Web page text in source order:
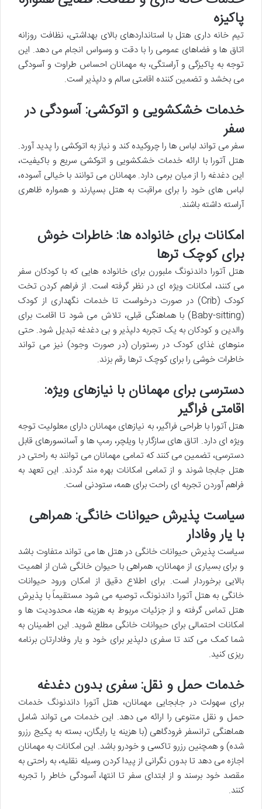
پاکیزه
تیم خانه داری هتل با استانداردهای بالای بهداشتی، نظافت روزانه
اتاق ها و فضاهای عمومی را با دقت و وسواس انجام می دهد. این
توجه به پاکیزگی و آراستگی، به مهمانان احساس طراوت و آسودگی
می بخشد و تضمین کننده اقامتی سالم و دلپذیر است.
خدمات خشکشویی و اتوکشی: آسودگی در
سفر
سفر می تواند لباس ها را چروکیده کند و نیاز به اتوکشی را پدید آورد.
هتل آتورا با ارائه خدمات خشکشویی و اتوکشی سریع و باکیفیت،
این دغدغه را از میان برمی دارد. مهمانان می توانند با خیالی آسوده،
لباس های خود را برای مراقبت به هتل بسپارند و همواره ظاهری
آراسته داشته باشند.
امکانات برای خانواده ها: خاطرات خوش
برای کوچک ترها
هتل آتورا داندنونگ ملبورن برای خانواده هایی که با کودکان سفر
می کنند، امکانات ویژه ای در نظر گرفته است. از فراهم کردن تخت
کودک (Crib) در صورت درخواست تا خدمات نگهداری از کودک
(Baby-sitting) با هماهنگی قبلی، تلاش می شود تا اقامت برای
والدین و کودکان به یک تجربه دلپذیر و بی دغدغه تبدیل شود. حتی
منوهای غذای کودک در رستوران (در صورت وجود) نیز می تواند
خاطرات خوشی را برای کوچک ترها رقم بزند.
دسترسی برای مهمانان با نیازهای ویژه:
اقامتی فراگیر
هتل آتورا با طراحی فراگیر، به نیازهای مهمانان دارای معلولیت توجه
ویژه ای دارد. اتاق های سازگار با ویلچر، رمپ ها و آسانسورهای قابل
دسترسی، تضمین می کنند که تمامی مهمانان می توانند به راحتی در
هتل جابجا شوند و از تمامی امکانات بهره مند گردند. این تعهد به
فراهم آوردن تجربه ای راحت برای همه، ستودنی است.
سیاست پذیرش حیوانات خانگی: همراهی
با یار وفادار
سیاست پذیرش حیوانات خانگی در هتل ها می تواند متفاوت باشد
و برای بسیاری از مهمانان، همراهی با حیوان خانگی شان از اهمیت
بالایی برخوردار است. برای اطلاع دقیق از امکان ورود حیوانات
خانگی به هتل آتورا داندنونگ، توصیه می شود مستقیماً با پذیرش
هتل تماس گرفته و از جزئیات مربوط به هزینه ها، محدودیت ها و
امکانات احتمالی برای حیوانات خانگی مطلع شوید. این اطمینان به
شما کمک می کند تا سفری دلپذیر برای خود و یار وفادارتان برنامه
ریزی کنید.
خدمات حمل و نقل: سفری بدون دغدغه
برای سهولت در جابجایی مهمانان، هتل آتورا داندنونگ خدمات
حمل و نقل متنوعی را ارائه می دهد. این خدمات می تواند شامل
هماهنگی ترانسفر فرودگاهی (با هزینه یا رایگان، بسته به پکیج رزرو
شده) و همچنین رزرو تاکسی و خودرو باشد. این امکانات به مهمانان
اجازه می دهد تا بدون نگرانی از پیدا کردن وسیله نقلیه، به راحتی به
مقصد خود برسند و از ابتدای سفر تا انتها، آسودگی خاطر را تجربه
کنند.